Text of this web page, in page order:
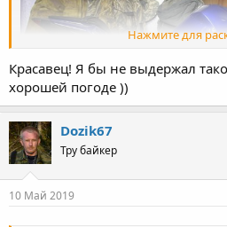
Нажмите для
Красавец! Я бы не выдержал
хорошей погоде ))
Dozik67
Тру байкер
10 Май 2019